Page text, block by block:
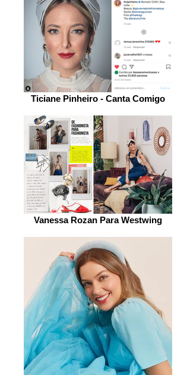
Ticiane Pinheiro - Canta Comigo
Vanessa Rozan Para Westwing